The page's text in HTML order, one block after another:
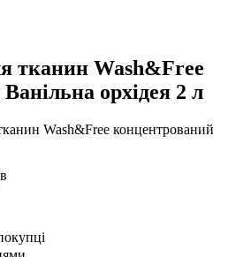
тканин Wash&Free
орхідея 2 л
Wash&Free концентрований